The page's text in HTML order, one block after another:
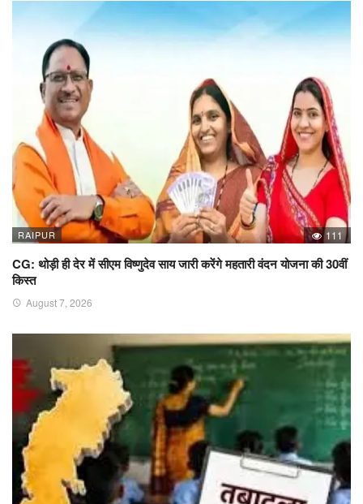
RAIPUR 111
CG: थोड़ी ही देर में सीएम विष्णुदेव साय जारी करेंगे महतारी वंदन योजना की 30वीं
किस्त
August 7, 2026